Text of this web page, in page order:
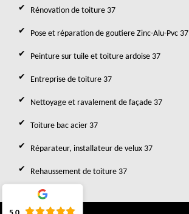
Rénovation de toiture 37
Pose et réparation de goutiere Zinc-Alu-Pvc 37
Peinture sur tuile et toiture ardoise 37
Entreprise de toiture 37
Nettoyage et ravalement de façade 37
Toiture bac acier 37
Réparateur, installateur de velux 37
Rehaussement de toiture 37